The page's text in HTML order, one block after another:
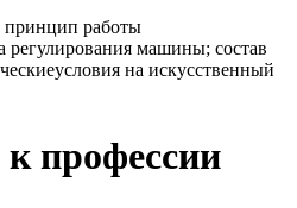
принцип работы
машины; состав
на искусственный
профессии